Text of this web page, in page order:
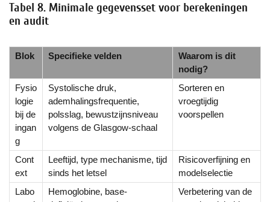
Tabel 8. Minimale gegevensset voor berekeningen
en audit
Blok Specifieke velden
Waarom is dit
nodig?
Fysio
logie
bij de
ingan
g
Systolische druk,
ademhalingsfrequentie,
polsslag, bewustzijnsniveau
volgens de Glasgow-schaal
Sorteren en
vroegtijdig
voorspellen
Cont
ext
Leeftijd, type mechanisme, tijd
sinds het letsel
Risicoverfijning en
modelselectie
Labo
Hemoglobine, base-
Verbetering van de